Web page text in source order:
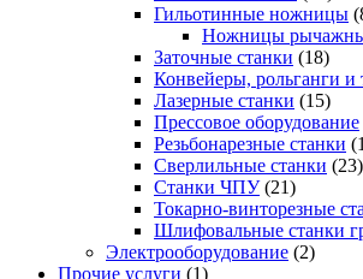
Гильотинные ножницы
Ножницы
Заточные станки (18)
Конвейеры, рольганги и
Лазерные станки (15)
Прессовое оборудование
Резьбонарезные станки
Сверлильные станки (23)
Станки ЧПУ(21)
Токарно-винторезные
Шлифовальные станки
Электрооборудование (2)
Прочие услуги (1)